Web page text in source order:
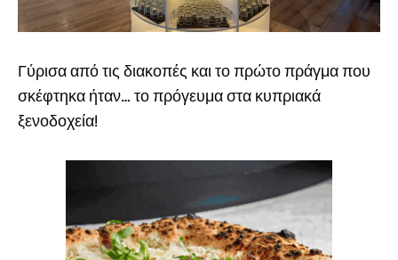
Γύρισα από τις διακοπές και το πρώτο πράγμα που
σκέφτηκα ήταν… το πρόγευμα στα κυπριακά
ξενοδοχεία!